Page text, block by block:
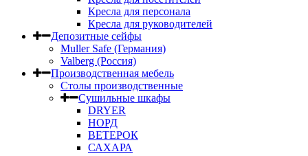
Кресла для персонала
Кресла для руководителей
Депозитные сейфы
Muller Safe (Германия)
Valberg (Россия)
Производственная мебель
Столы производственные
Сушильные шкафы
DRYER
НОРД
ВЕТЕРОК
САХАРА